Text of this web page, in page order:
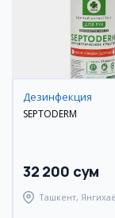
Дезинфекция
SEPTODERM
32 200 сум
Ташкент,